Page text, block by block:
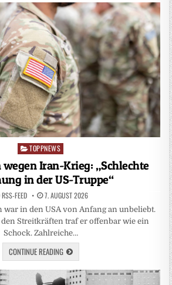
Posted
TOPPNEWS
Iran-Krieg: „Schlechte
in der US-Truppe“
RSS-FEED 7. AUGUST 2026
war in den USA von Anfang an unbeliebt.
Streitkräften traf er offenbar wie ein
Schock. Zahlreiche…
CONTINUE READING